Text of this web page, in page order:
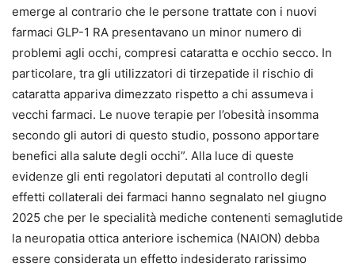
emerge al contrario che le persone trattate con i nuovi
farmaci GLP-1 RA presentavano un minor numero di
problemi agli occhi, compresi cataratta e occhio secco. In
particolare, tra gli utilizzatori di tirzepatide il rischio di
cataratta appariva dimezzato rispetto a chi assumeva i
vecchi farmaci. Le nuove terapie per l’obesità insomma
secondo gli autori di questo studio, possono apportare
benefici alla salute degli occhi”. Alla luce di queste
evidenze gli enti regolatori deputati al controllo degli
effetti collaterali dei farmaci hanno segnalato nel giugno
2025 che per le specialità mediche contenenti semaglutide
la neuropatia ottica anteriore ischemica (NAION) debba
essere considerata un effetto indesiderato rarissimo